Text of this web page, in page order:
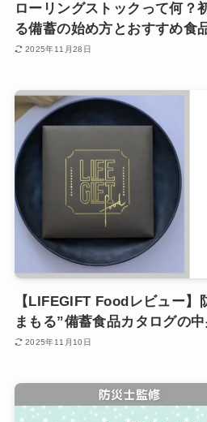
ローリングストックって何？
る備蓄の始め方とおすすめ食
2025年11月28日
【LIFEGIFT Foodレビュー】
まもる”備蓄食品カタログの中
2025年11月10日